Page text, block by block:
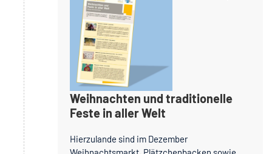
Weihnachten und traditionelle
Feste in aller Welt
Hierzulande sind im Dezember